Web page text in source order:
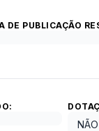
DE PUBLICAÇÃO
NÃO